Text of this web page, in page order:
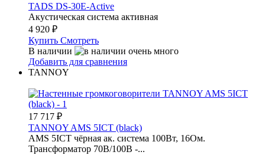
TADS DS-30E-Active
Акустическая система активная
4 920 ₽
Купить Смотреть
В наличии
Добавить для сравнения
TANNOY
17 717 ₽
TANNOY AMS 5ICT (black)
AMS 5ICT чёрная ак. система 100Вт, 16Ом.
Трансформатор 70В/100В -...